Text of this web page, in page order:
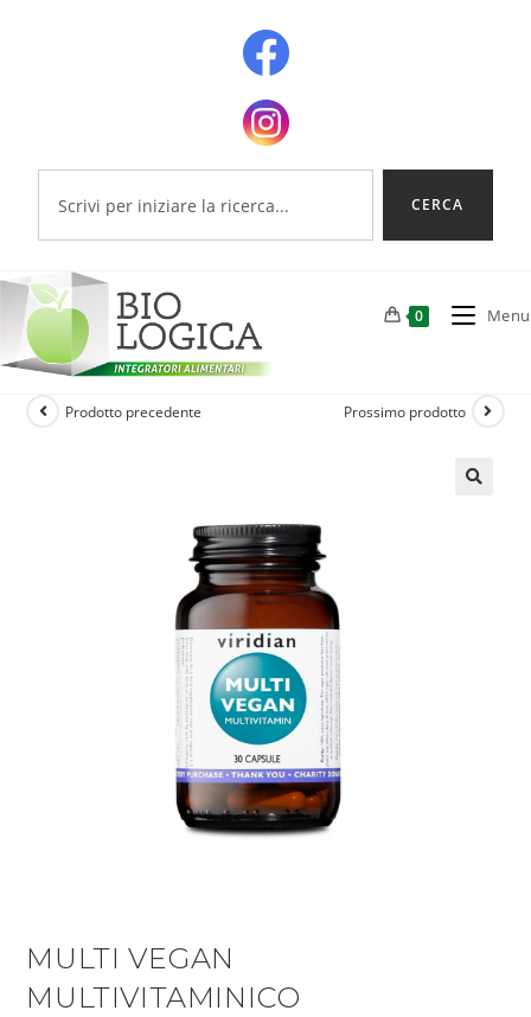
CERCA
0 Menu
Prodotto precedente Prossimo prodotto
MULTI VEGAN
MULTIVITAMINICO